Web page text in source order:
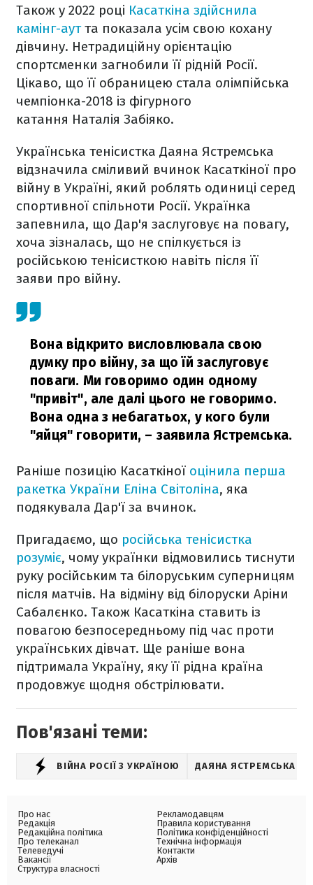
Також у 2022 році Касаткіна здійснила
камінг-аутта показала усім свою кохану
дівчину. Нетрадиційну орієнтацію
спортсменки загнобили її рідній Росії.
Цікаво, що її обраницею стала олімпійська
чемпіонка-2018 із фігурного
катання Наталія Забіяко.
Українська тенісистка Даяна Ястремська
відзначила сміливий вчинок Касаткіної про
війну в Україні, який роблять одиниці серед
спортивної спільноти Росії. Українка
запевнила, що Дар'я заслуговує на повагу,
хоча зізналась, що не спілкується із
російською тенісисткою навіть після її
заяви про війну.
Вона відкрито висловлювала свою
думку про війну, за що їй заслуговує
поваги. Ми говоримо один одному
"привіт", але далі цього не говоримо.
Вона одна з небагатьох, у кого були
"яйця" говорити, – заявила Ястремська.
Раніше позицію Касаткіної оцінила перша
ракетка України Еліна Світоліна, яка
подякувала Дар'ї за вчинок.
Пригадаємо, що російська тенісистка
розуміє, чому українки відмовились тиснути
руку російським та білоруським суперницям
після матчів. На відміну від білоруски Аріни
Сабалєнко. Також Касаткіна ставить із
повагою безпосередньому під час проти
українських дівчат. Ще раніше вона
підтримала Україну, яку її рідна країна
продовжує щодня обстрілювати.
Пов'язані теми:
ВІЙНА РОСІЇ З УКРАЇНОЮ ДАЯНА ЯСТРЕМСЬКА
Про нас
Редакція
Редакційна політика
Про телеканал
Телеведучі
Вакансії
Структура власності
Рекламодавцям
Правила користування
Політика конфіденційності
Технічна інформація
Контакти
Архів